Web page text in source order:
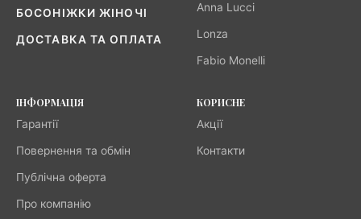
БОСОНІЖКИ ЖІНОЧІ
ДОСТАВКА ТА ОПЛАТА
Anna Lucci
Lonza
Fabio Monelli
ІНФОРМАЦІЯ
Гарантії
Повернення та обмін
Публічна оферта
Про компанію
КОРИСНЕ
Акції
Контакти